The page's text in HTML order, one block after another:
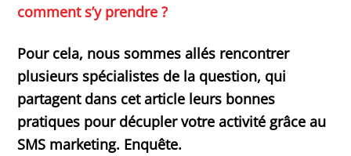
comment s’y prendre ?
Pour cela, nous sommes allés rencontrer
plusieurs spécialistes de la question, qui
partagent dans cet article leurs bonnes
pratiques pour décupler votre activité grâce au
SMS marketing. Enquête.